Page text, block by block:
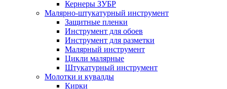
Кернеры ЗУБР
Малярно-штукатурный инструмент
Защитные пленки
Инструмент для обоев
Инструмент для разметки
Малярный инструмент
Цикли малярные
Штукатурный инструмент
Молотки и кувалды
Кирки